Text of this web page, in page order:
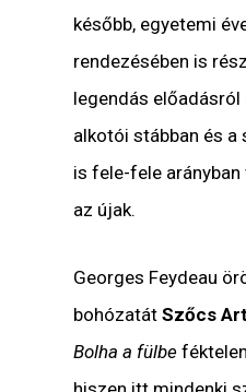
később, egyetemi
rendezésében is
legendás
alkotói stábban és
is fele-fele arányban
az újak.
Georges Feydeau
bohózatátSzőcs
Bolha a fülbe